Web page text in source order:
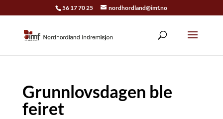
56 17 70 25 nordhordland@imf.no
Grunnlovsdagen ble
feiret